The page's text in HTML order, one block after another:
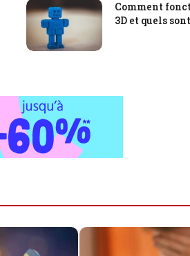
Comment
3D et quels